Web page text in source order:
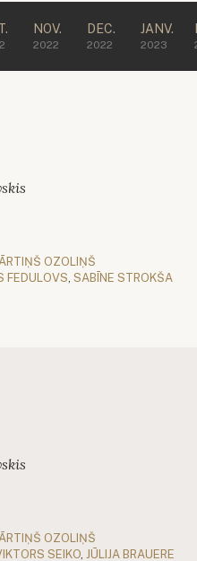
NOV.
2022
DEC.
2022
JANV.
2023
OZOLIŅŠ
FEDULOVS SABĪNE STROKŠA
OZOLIŅŠ
SEIKO JŪLIJA BRAUERE